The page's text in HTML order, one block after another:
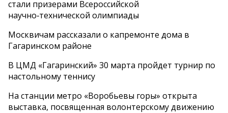
стали призерами Всероссийской
научно‑технической олимпиады
Москвичам рассказали о капремонте дома в
Гагаринском районе
В ЦМД «Гагаринский» 30 марта пройдет турнир по
настольному теннису
На станции метро «Воробьевы горы» открыта
выставка, посвященная волонтерскому движению